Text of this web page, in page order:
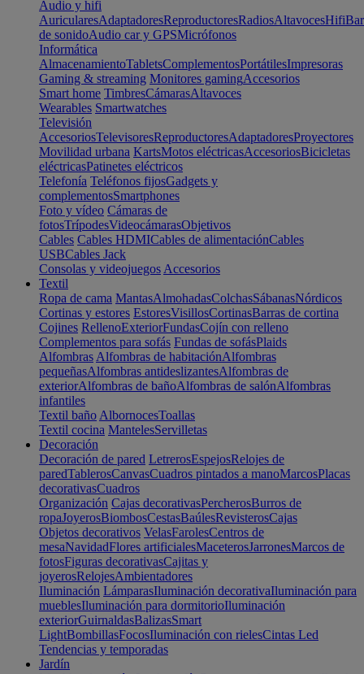
Audio y hifi
AuricularesAdaptadoresReproductoresRadiosAltavocesHifi
de sonidoAudio car y GPSMicrófonos
Informática
AlmacenamientoTabletsComplementosPortátilesImpresoras
Gaming & streaming Monitores gamingAccesorios
Smart home TimbresCámarasAltavoces
Wearables Smartwatches
Televisión
AccesoriosTelevisoresReproductoresAdaptadoresProyectores
Movilidad urbana KartsMotos eléctricasAccesoriosBicicletas
eléctricasPatinetes eléctricos
Telefonía Teléfonos fijosGadgets y
complementosSmartphones
Foto y vídeo Cámaras de
fotosTrípodesVideocámarasObjetivos
Cables Cables HDMICables de alimentaciónCables
USBCables Jack
Consolas y videojuegos Accesorios
Textil
Ropa de cama MantasAlmohadasColchasSábanasNórdicos
Cortinas y estores EstoresVisillosCortinasBarras de cortina
Cojines RellenoExteriorFundasCojín con relleno
Complementos para sofás Fundas de sofásPlaids
Alfombras Alfombras de habitaciónAlfombras
pequeñasAlfombras antideslizantesAlfombras de
exteriorAlfombras de bañoAlfombras de salónAlfombras
infantiles
Textil baño AlbornocesToallas
Textil cocina MantelesServilletas
Decoración
Decoración de pared LetrerosEspejosRelojes de
paredTablerosCanvasCuadros pintados a manoMarcosPlacas
decorativasCuadros
Organización Cajas decorativasPercherosBurros de
ropaJoyerosBiombosCestasBaúlesRevisterosCajas
Objetos decorativos VelasFarolesCentros de
mesaNavidadFlores artificialesMaceterosJarronesMarcos de
fotosFiguras decorativasCajitas y
joyerosRelojesAmbientadores
Iluminación LámparasIluminación decorativaIluminación para
mueblesIluminación para dormitorioIluminación
exteriorGuirnaldasBalizasSmart
LightBombillasFocosIluminación con rielesCintas Led
Tendencias y temporadas
Jardín